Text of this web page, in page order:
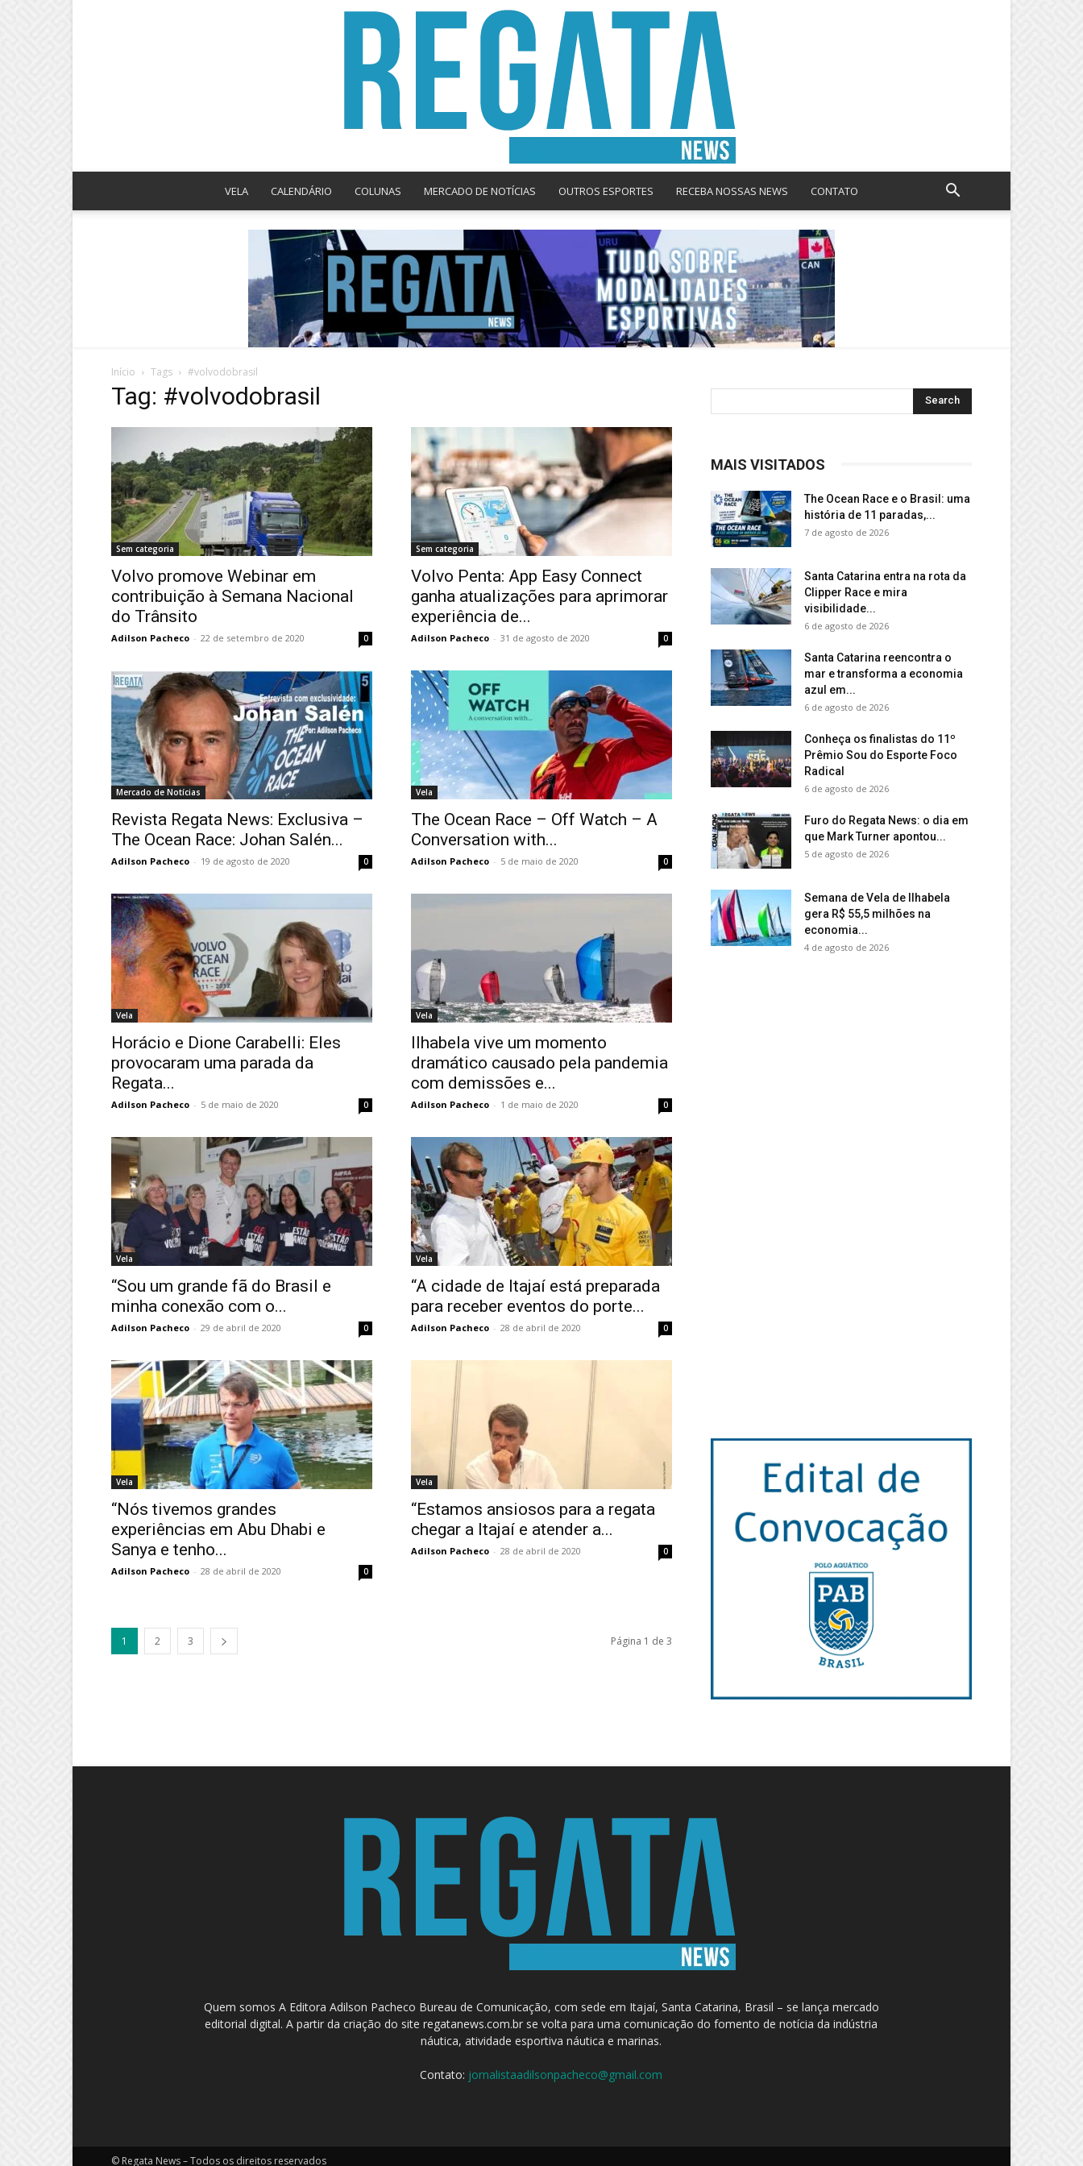
News
VELA CALENDÁRIO COLUNAS MERCADO DE NOTÍCIAS OUTROS ESPORTES RECEBA NOSSAS NEWS CONTATO
Início Tags #volvodobrasil
Tag: #volvodobrasil
Sem categoria
Volvo promove Webinar em
contribuição à Semana Nacional
do Trânsito
Adilson Pacheco - 22 de setembro de 2020 0
Sem categoria
Volvo Penta: App Easy Connect
ganha atualizações para aprimorar
experiência de...
Adilson Pacheco - 31 de agosto de 2020 0
Mercado de Notícias
Revista Regata News: Exclusiva –
The Ocean Race: Johan Salén...
Adilson Pacheco - 19 de agosto de 2020 0
Vela
The Ocean Race – Off Watch – A
Conversation with...
Adilson Pacheco - 5 de maio de 2020 0
Vela
Horácio e Dione Carabelli: Eles
provocaram uma parada da
Regata...
Adilson Pacheco - 5 de maio de 2020 0
Vela
Ilhabela vive um momento
dramático causado pela pandemia
com demissões e...
Adilson Pacheco - 1 de maio de 2020 0
Vela
“Sou um grande fã do Brasil e
minha conexão com o...
Adilson Pacheco - 29 de abril de 2020 0
Vela
“A cidade de Itajaí está preparada
para receber eventos do porte...
Adilson Pacheco - 28 de abril de 2020 0
Vela
“Nós tivemos grandes
experiências em Abu Dhabi e
Sanya e tenho...
Adilson Pacheco - 28 de abril de 2020 0
Vela
“Estamos ansiosos para a regata
chegar a Itajaí e atender a...
Adilson Pacheco - 28 de abril de 2020 0
1 2 3 Página 1 de 3
MAIS VISITADOS
The Ocean Race e o Brasil: uma
história de 11 paradas,...
7 de agosto de 2026
Santa Catarina entra na rota da
Clipper Race e mira
visibilidade...
6 de agosto de 2026
Santa Catarina reencontra o
mar e transforma a economia
azul em...
6 de agosto de 2026
Conheça os finalistas do 11º
Prêmio Sou do Esporte Foco
Radical
6 de agosto de 2026
Furo do Regata News: o dia em
que Mark Turner apontou...
5 de agosto de 2026
Semana de Vela de Ilhabela
gera R$ 55,5 milhões na
economia...
4 de agosto de 2026
Quem somos A Editora Adilson Pacheco Bureau de Comunicação, com sede em Itajaí, Santa Catarina, Brasil – se lança mercado
editorial digital. A partir da criação do site regatanews.com.br se volta para uma comunicação do fomento de notícia da indústria
náutica, atividade esportiva náutica e marinas.
Contato: jornalistaadilsonpacheco@gmail.com
© Regata News – Todos os direitos reservados